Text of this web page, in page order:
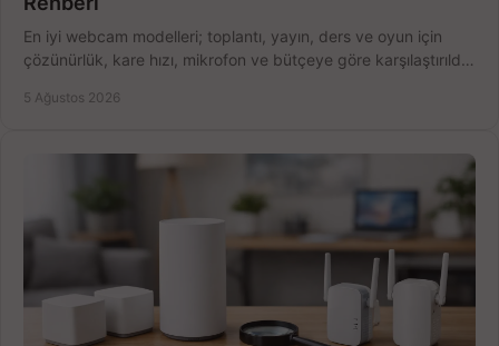
En iyi webcam modelleri; toplantı, yayın, ders ve oyun için
çözünürlük, kare hızı, mikrofon ve bütçeye göre karşılaştırıldı.
5 Ağustos 2026